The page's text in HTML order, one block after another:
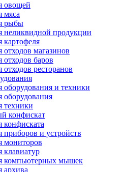
овощей
мяса
рыбы
неликвидной продукции
картофеля
отходов магазинов
отходов баров
отходов ресторанов
оборудования и техники
оборудования
техники
конфискат
конфиската
приборов и устройств
мониторов
клавиатур
компьютерных мышек
архива